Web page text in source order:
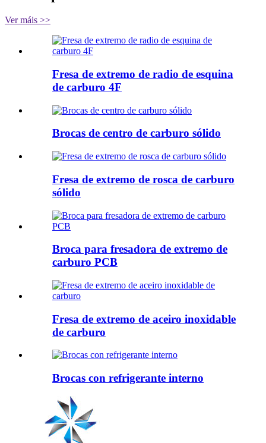
Ver máis >>
Fresa de extremo de radio de esquina
de carburo 4F
Brocas de centro de carburo sólido
Fresa de extremo de rosca de carburo
sólido
Broca para fresadora de extremo de
carburo PCB
Fresa de extremo de aceiro inoxidable
de carburo
Brocas con refrigerante interno